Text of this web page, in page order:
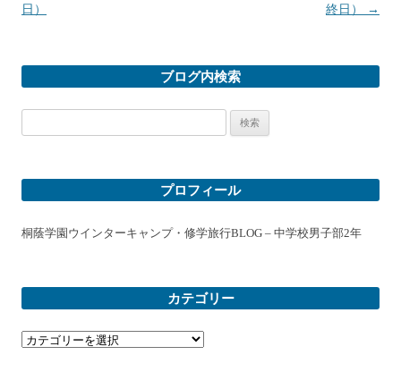
日）
終日）
→
ブログ内検索
索:
プロフィール
桐蔭学園ウインターキャンプ・修学旅行BLOG – 中学校男子部2年
カテゴリー
カ
テ